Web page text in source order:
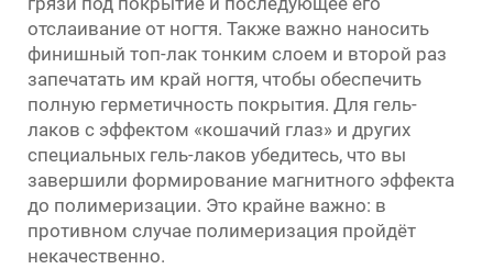
отслаивание от ногтя. Также важно наносить
финишный топ-лак тонким слоем и второй раз
запечатать им край ногтя, чтобы обеспечить
полную герметичность покрытия. Для гель-
лаков с эффектом «кошачий глаз» и других
специальных гель-лаков убедитесь, что вы
завершили формирование магнитного эффекта
до полимеризации. Это крайне важно: в
противном случае полимеризация пройдёт
некачественно.